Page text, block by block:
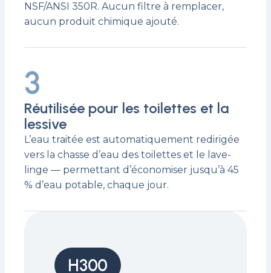
NSF/ANSI 350R. Aucun filtre à remplacer,
aucun produit chimique ajouté.
3
Réutilisée pour les toilettes et la
lessive
L’eau traitée est automatiquement redirigée
vers la chasse d’eau des toilettes et le lave-
linge — permettant d’économiser jusqu’à 45
% d’eau potable, chaque jour.
H300